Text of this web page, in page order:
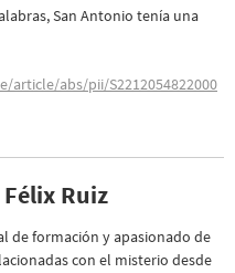
San Antonio tenía una
article/abs/pii/S2212054822000
Ruiz
de formación y apasionado de
con el misterio desde